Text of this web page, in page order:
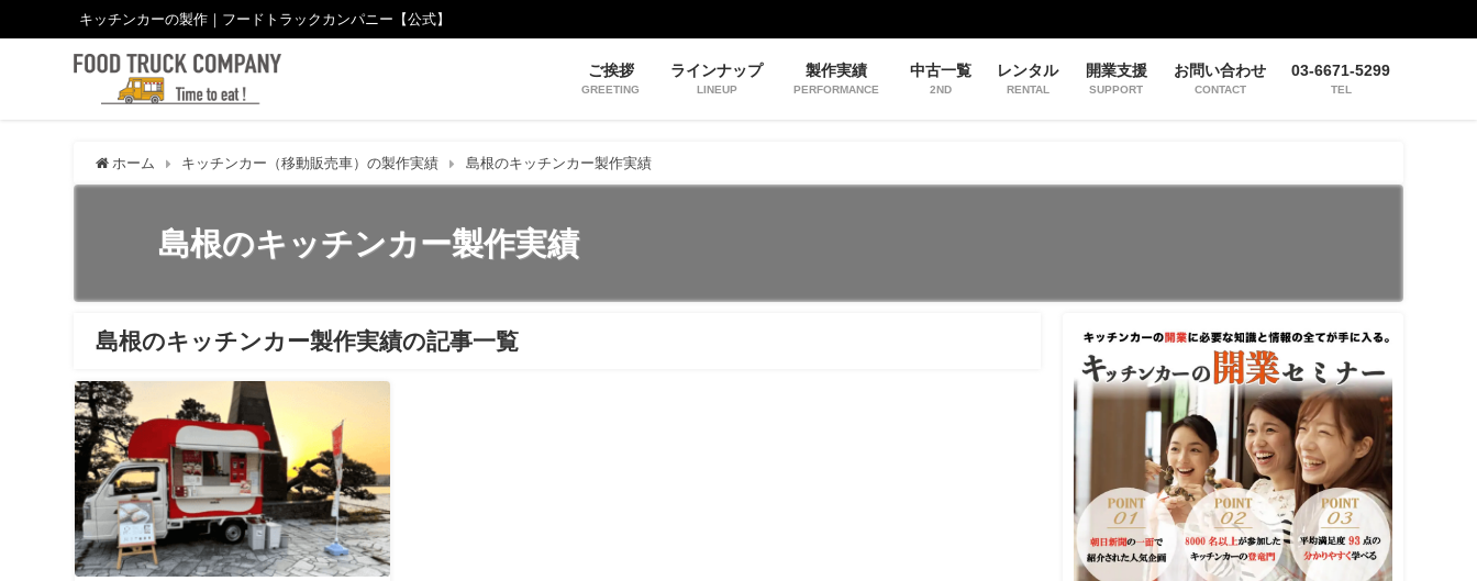
キッチンカーの製作｜フードトラックカンパニー【公式】
ご挨拶
GREETING
ラインナップ
LINEUP
製作実績
PERFORMANCE
中古一覧
2ND
レンタル
RENTAL
開業支援
SUPPORT
お問い合わせ
CONTACT
03-6671-5299
TEL
ホーム キッチンカー（移動販売車）の製作実績 島根のキッチンカー製作実績
島根のキッチンカー製作実績
島根のキッチンカー製作実績の記事一覧